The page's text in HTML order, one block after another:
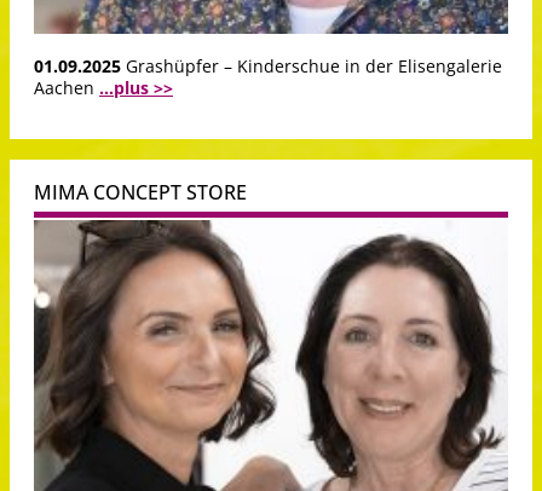
01.09.2025 Grashüpfer – Kinderschue in der Elisengalerie
Aachen ...plus >>
MIMA CONCEPT STORE